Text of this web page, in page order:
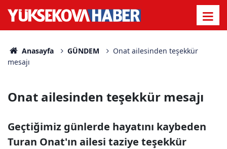
Anasayfa GÜNDEM
Onat ailesinden teşekkür
mesajı
Onat ailesinden teşekkür mesajı
Geçtiğimiz günlerde hayatını kaybeden
Turan Onat'ın ailesi taziye teşekkür